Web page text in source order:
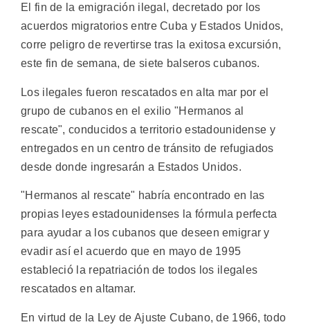
El fin de la emigración ilegal, decretado por los
acuerdos migratorios entre Cuba y Estados Unidos,
corre peligro de revertirse tras la exitosa excursión,
este fin de semana, de siete balseros cubanos.
Los ilegales fueron rescatados en alta mar por el
grupo de cubanos en el exilio "Hermanos al
rescate", conducidos a territorio estadounidense y
entregados en un centro de tránsito de refugiados
desde donde ingresarán a Estados Unidos.
"Hermanos al rescate" habría encontrado en las
propias leyes estadounidenses la fórmula perfecta
para ayudar a los cubanos que deseen emigrar y
evadir así el acuerdo que en mayo de 1995
estableció la repatriación de todos los ilegales
rescatados en altamar.
En virtud de la Ley de Ajuste Cubano, de 1966, todo